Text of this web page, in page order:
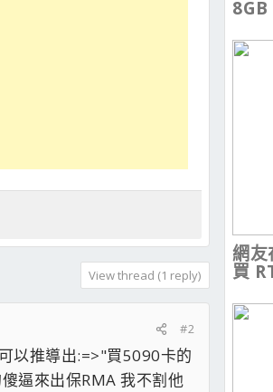
View thread (1 reply)
#2
以推導出:=>"買5090卡的
逼來出保RMA 我不割他
8GB
網
買